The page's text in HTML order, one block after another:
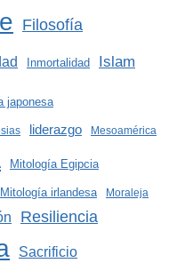
Filosofía
Inmortalidad Islam
japonesa
liderazgo Mesoamérica
Mitología Egipcia
Mitología irlandesa Moraleja
Resiliencia
Sacrificio